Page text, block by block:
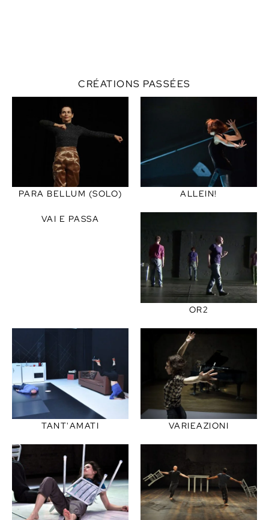
CRÉATIONS PASSÉES
PARA BELLUM (SOLO) ALLEIN!
VAI E PASSA
OR2
TANT'AMATI VARIEAZIONI